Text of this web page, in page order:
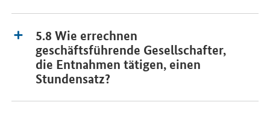
5.8 Wie errechnen
geschäftsführende Gesellschafter,
die Entnahmen tätigen, einen
Stundensatz?